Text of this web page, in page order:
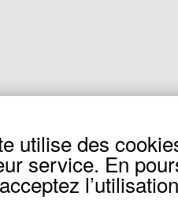
utilise des
service. En